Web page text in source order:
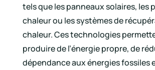
tels que les panneaux solaires, les
chaleur ou les systèmes de
chaleur. Ces technologies
produire de l’énergie propre, de
dépendance aux énergies fossiles